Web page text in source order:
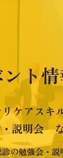
ト
ケアスキ
説明会
の勉強会・